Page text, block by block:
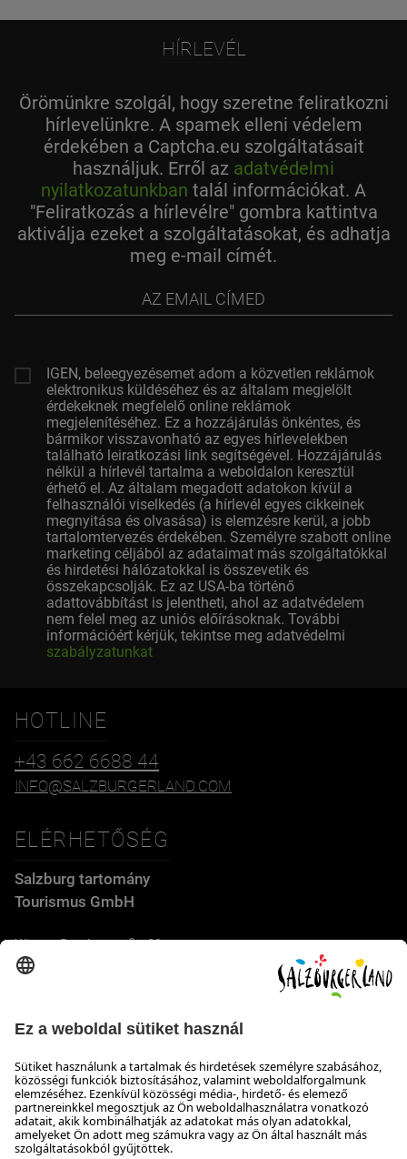
HÍRLEVÉL
Örömünkre szolgál, hogy szeretne feliratkozni
hírlevelünkre. A spamek elleni védelem
érdekében a Captcha.eu szolgáltatásait
használjuk. Erről az adatvédelmi
nyilatkozatunkban talál információkat. A
"Feliratkozás a hírlevélre" gombra kattintva
aktiválja ezeket a szolgáltatásokat, és adhatja
meg e-mail címét.
címed
IGEN, beleegyezésemet adom a közvetlen reklámok
elektronikus küldéséhez és az általam megjelölt
érdekeknek megfelelő online reklámok
megjelenítéséhez. Ez a hozzájárulás önkéntes, és
bármikor visszavonható az egyes hírlevelekben
található leiratkozási link segítségével. Hozzájárulás
nélkül a hírlevél tartalma a weboldalon keresztül
érhető el. Az általam megadott adatokon kívül a
felhasználói viselkedés (a hírlevél egyes cikkeinek
megnyitása és olvasása) is elemzésre kerül, a jobb
tartalomtervezés érdekében. Személyre szabott online
marketing céljából az adataimat más szolgáltatókkal
és hirdetési hálózatokkal is összevetik és
összekapcsolják. Ez az USA-ba történő
adattovábbítást is jelentheti, ahol az adatvédelem
nem felel meg az uniós előírásoknak. További
információért kérjük, tekintse meg adatvédelmi
szabályzatunkat
HOTLINE
+43 662 6688 44
INFO@SALZBURGERLAND.COM
ELÉRHETŐSÉG
Salzburg tartomány
Tourismus GmbH
Wiener Bundesstraße 23
5300 Hallwang
NYITVATARTÁS
Várjuk jelentkezését
Készséggel állunk rendelkezésére hétfőtől csütörtökig 8:00-